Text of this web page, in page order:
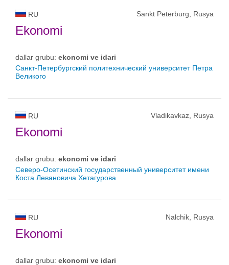
RU Sankt Peterburg, Rusya
Ekonomi
dallar grubu: ekonomi ve idari
Санкт-Петербургский политехнический университет Петра
Великого
RU Vladikavkaz, Rusya
Ekonomi
dallar grubu: ekonomi ve idari
Северо-Осетинский государственный университет имени
Коста Левановича Хетагурова
RU Nalchik, Rusya
Ekonomi
dallar grubu: ekonomi ve idari